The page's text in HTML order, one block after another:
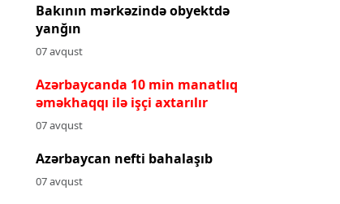
Bakının mərkəzində obyektdə
yanğın
07 avqust
Azərbaycanda 10 min manatlıq
əməkhaqqı ilə işçi axtarılır
07 avqust
Azərbaycan nefti bahalaşıb
07 avqust